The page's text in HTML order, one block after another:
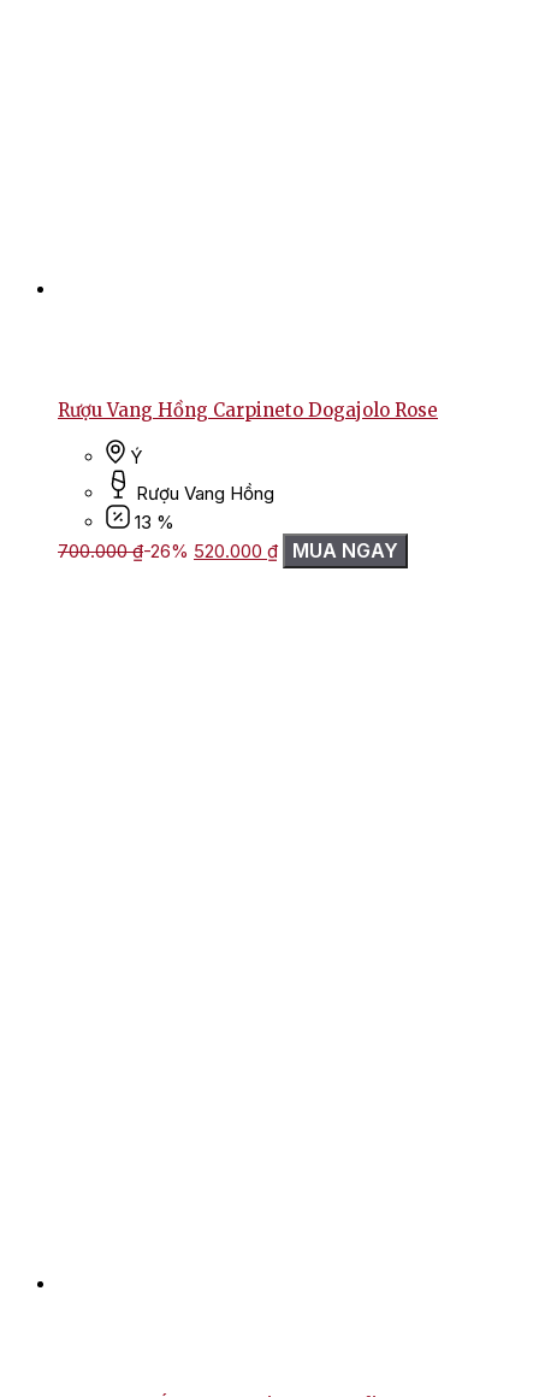
Rượu Vang Hồng Carpineto Dogajolo Rose
Ý
Rượu Vang Hồng
13 %
700.000₫-26% Giá
gốc
520.000 ₫Giá
hiện
MUA NGAY